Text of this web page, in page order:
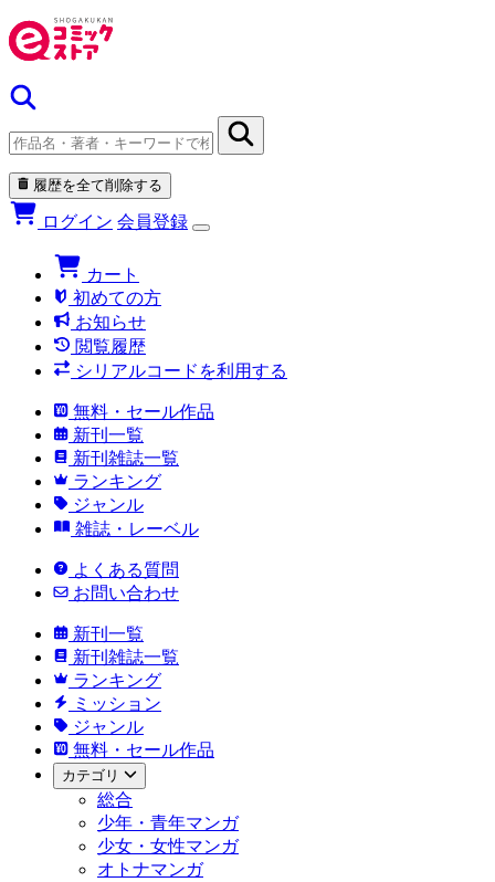
履歴を全て削除する
ログイン 会員登録
カート
初めての方
お知らせ
閲覧履歴
シリアルコードを利用する
無料・セール作品
新刊一覧
新刊雑誌一覧
ランキング
ジャンル
雑誌・レーベル
よくある質問
お問い合わせ
新刊一覧
新刊雑誌一覧
ランキング
ミッション
ジャンル
無料・セール作品
カテゴリ
総合
少年・青年マンガ
少女・女性マンガ
オトナマンガ